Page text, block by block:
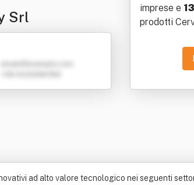
Srl
imprese e
prodotti
ad alto valore tecnologico nei seguenti